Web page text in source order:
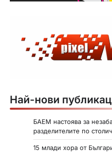
Най-нови
БАЕМ настоява за
разделителите по
15 млади хора от